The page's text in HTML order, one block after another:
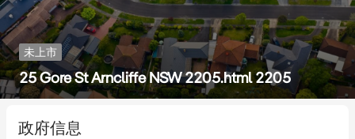
未上市
25 Gore St Arncliffe NSW 2205.html 2205
政府信息